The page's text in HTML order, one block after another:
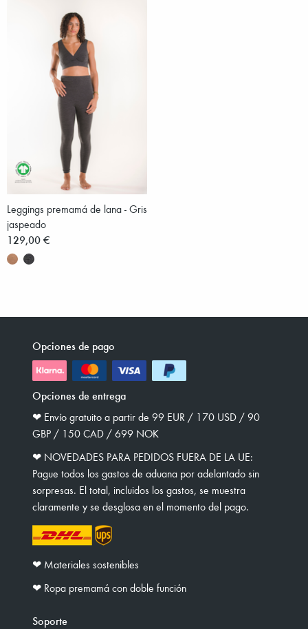
Leggings premamá de lana - Gris
jaspeado
129,00 €
Opciones de pago
Opciones de entrega
❤︎ Envío gratuito a partir de 99 EUR / 170 USD / 90
GBP / 150 CAD / 699 NOK
❤︎ NOVEDADES PARA PEDIDOS FUERA DE LA UE:
Pague todos los gastos de aduana por adelantado sin
sorpresas. El total, incluidos los gastos, se muestra
claramente y se desglosa en el momento del pago.
❤︎ Materiales sostenibles
❤︎ Ropa premamá con doble función
Soporte